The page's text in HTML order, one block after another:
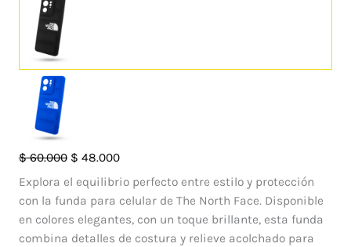
$60.000 El
precio
original
era:
$ 60.000.
$ 48.000El
precio
actual
$ 48.000.
Explora el equilibrio perfecto entre estilo y protección
con la funda para celular de The North Face. Disponible
en colores elegantes, con un toque brillante, esta funda
combina detalles de costura y relieve acolchado para
Case
Pillow
TNF
Motorola